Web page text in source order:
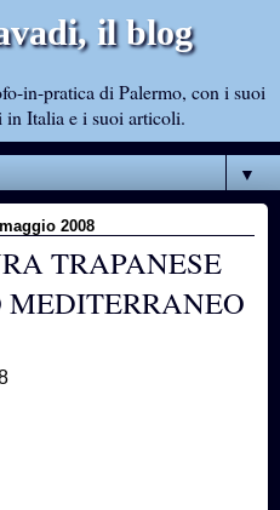
il blog
in-pratica di Palermo, con i suoi
Italia e i suoi articoli.
▼
2008
TRAPANESE